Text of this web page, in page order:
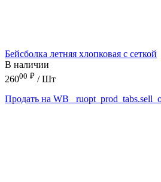
Бейсболка летняя хлопковая с сеткой
В наличии
26000 ₽ / Шт
Продать на WB